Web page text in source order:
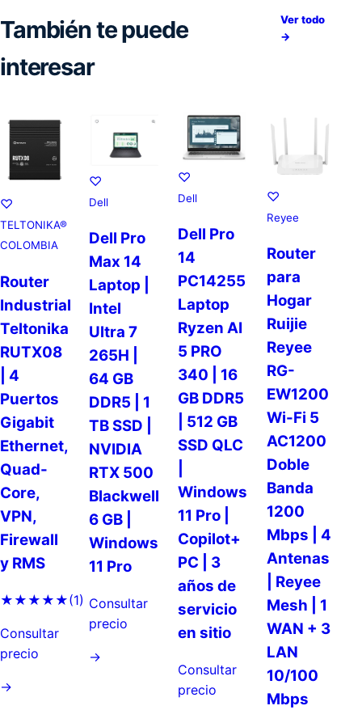
También te puede
interesar
Ver todo
→
♡
TELTONIKA®
COLOMBIA
Router
Industrial
Teltonika
RUTX08
| 4
Puertos
Gigabit
Ethernet,
Quad-
Core,
VPN,
Firewall
y RMS
★★★★★(1)
Consultar
precio
→
♡
Dell
Dell Pro
Max 14
Laptop |
Intel
Ultra 7
265H |
64 GB
DDR5 | 1
TB SSD |
NVIDIA
RTX 500
Blackwell
6 GB |
Windows
11 Pro
Consultar
precio
→
♡
Dell
Dell Pro
14
PC14255
Laptop
Ryzen AI
5 PRO
340 | 16
GB DDR5
| 512 GB
SSD QLC
Windows
11 Pro |
Copilot+
PC | 3
años de
servicio
en sitio
Consultar
precio
♡
Reyee
Router
para
Hogar
Ruijie
Reyee
RG-
EW1200
Wi-Fi 5
AC1200
Doble
Banda
1200
Mbps | 4
Antenas
| Reyee
Mesh | 1
WAN + 3
LAN
10/100
Mbps